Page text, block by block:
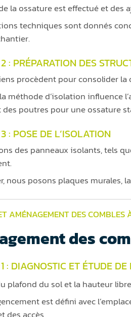
la ossature est effectué et
techniques sont donnés
: PRÉPARATION DES
procèdent pour consolider la
méthode d’isolation influence
des poutres pour une ossature
: POSE DE L’ISOLATION
des panneaux isolants, tels
nous posons plaques
AMÉNAGEMENT DES COMBLES
des
: DIAGNOSTIC ET ÉTUDE
plafond du sol et la hauteur
est défini avec